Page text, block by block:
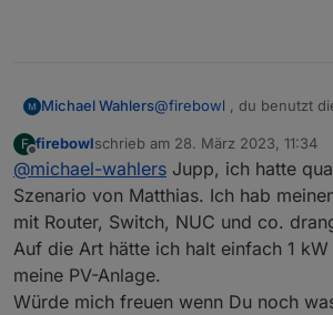
Michael Wahlers@firebowl , du benutzt
Showstopper.
Bei mir hängt nur die
AC und wird Abends
Shelly vor der D2 einfach
Solarinput an, da
Rest übernimmt dann die
Wenn ich die ChgPause
VG,
Michael
F
Offline
firebowlschrieb am 28. März 2023, 11:34
zuletzt editiert von
@michael-wahlers Jupp, ich hatte
Szenario von Matthias. Ich hab
mit Router, Switch, NUC und co.
Auf die Art hätte ich halt einfach 1
meine PV-Anlage.
Würde mich freuen wenn Du noch